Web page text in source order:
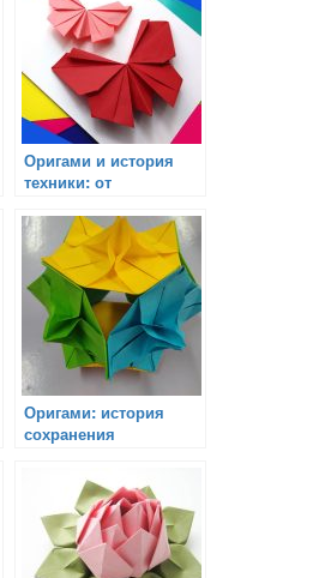
Оригами и история
техники: от
инноваций
Оригами: история
сохранения
культуры